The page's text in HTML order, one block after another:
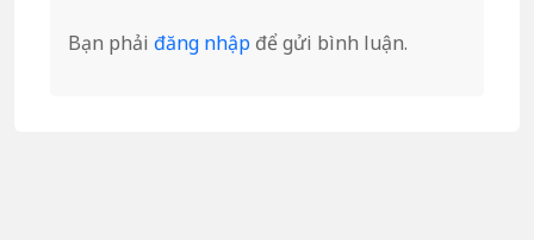
Bạn phải đăng nhập để gửi bình luận.